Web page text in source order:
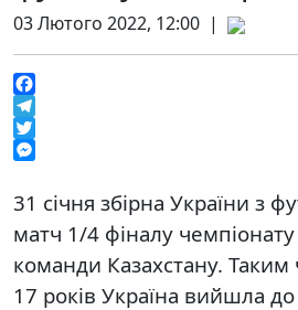
03 Лютого 2022, 12:00 |
Facebook
Telegram
Twitter
31 січня збірна України з
матч 1/4 фіналу
команди Казахстану.
17 років Україна вийшла до